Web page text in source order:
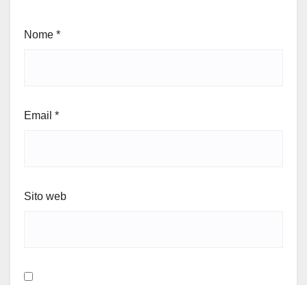
Nome *
Email *
Sito web